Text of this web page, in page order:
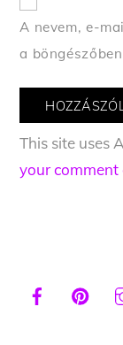
A nevem, e-
a
This site uses
your comment